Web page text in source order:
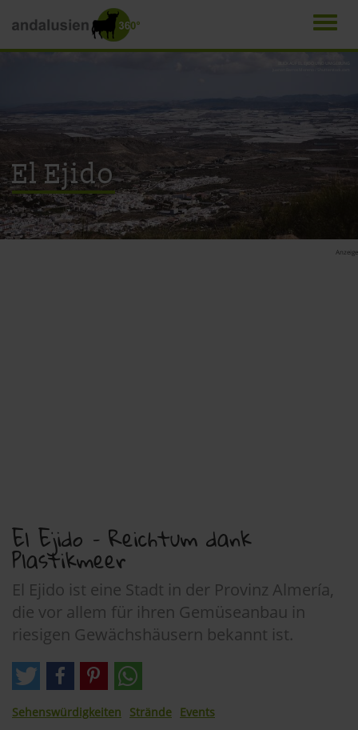
El Ejido
Anzeige
El Ejido – Reichtum dank
Plastikmeer
El Ejido ist eine Stadt in der Provinz Almería,
die vor allem für ihren Gemüseanbau in
riesigen Gewächshäusern bekannt ist.
Sehenswürdigkeiten Strände Events